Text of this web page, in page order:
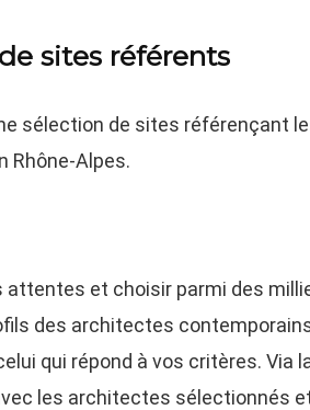
sites référents
sélection de sites référençant
Rhône-Alpes.
attentes et choisir parmi des
des architectes
qui répond à vos critères. Via
les architectes sélectionnés